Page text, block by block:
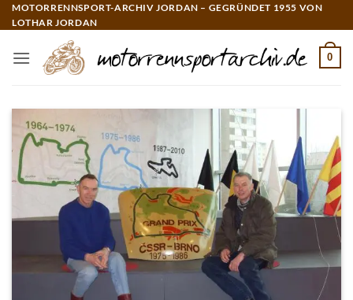
Zum
Inhalt
MOTORRENNSPORT-ARCHIV JORDAN – GEGRÜNDET 1955 VON
LOTHAR JORDAN
0